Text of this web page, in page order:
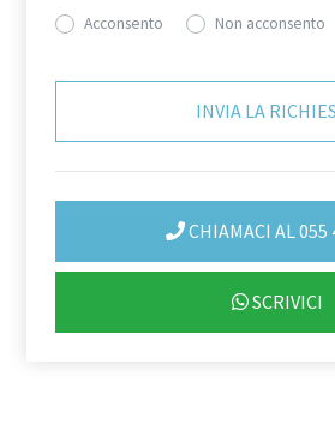
Acconsento Non acconsento
CHIAMACI AL 055
SCRIVICI